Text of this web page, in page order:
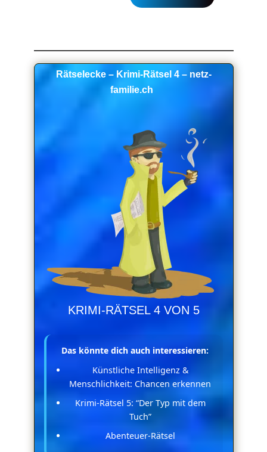
Rätselecke – Krimi-Rätsel 4 – netz-
familie.ch
KRIMI-RÄTSEL 4 VON 5
Das könnte dich auch interessieren:
Künstliche Intelligenz &
Menschlichkeit: Chancen erkennen
Krimi-Rätsel 5: “Der Typ mit dem
Tuch”
Abenteuer-Rätsel